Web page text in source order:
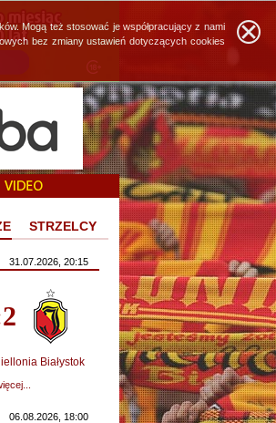
STRZELCY
31.07.2026, 20:15
Białystok
06.08.2026, 18:00
Mogą też stosować je współpracujący z nami
bez zmiany ustawień dotyczących cookies